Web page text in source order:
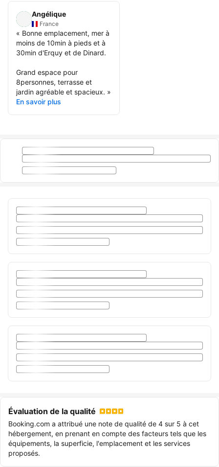
Angélique
France
« Bonne emplacement, mer à
moins de 10min à pieds et à
30min d'Erquy et de Dinard.
Grand espace pour
8personnes, terrasse et
jardin agréable et spacieux. »
En savoir plus
Évaluation de la qualité
Booking.com a attribué une note de qualité de 4 sur 5 à cet
hébergement, en prenant en compte des facteurs tels que les
équipements, la superficie, l'emplacement et les services
proposés.